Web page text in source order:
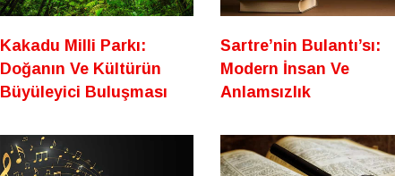
Kakadu Milli Parkı:
Doğanın Ve Kültürün
Büyüleyici Buluşması
Sartre’nin Bulantı’sı:
Modern İnsan Ve
Anlamsızlık